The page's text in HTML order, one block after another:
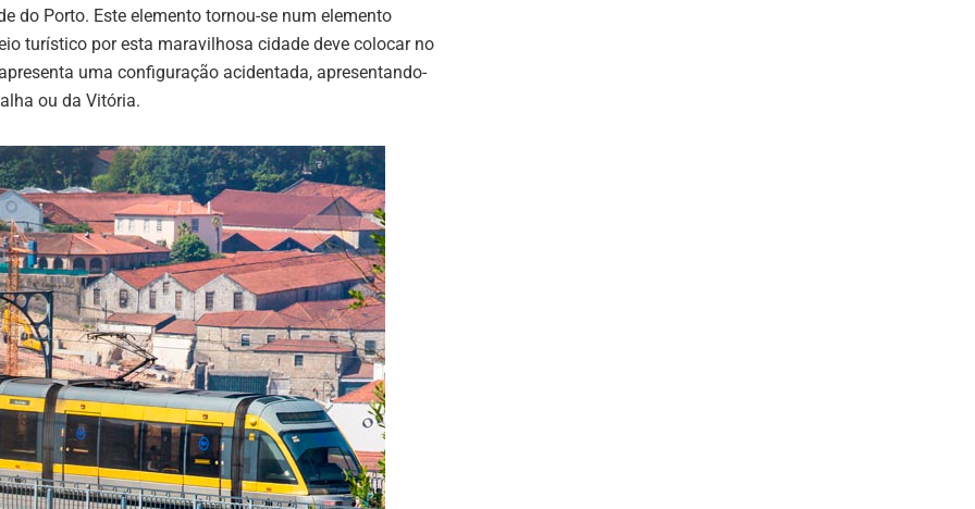
do Porto. Este elemento tornou-se num elemento
turístico por esta maravilhosa cidade deve colocar no
uma configuração acidentada, apresentando-
ou da Vitória.